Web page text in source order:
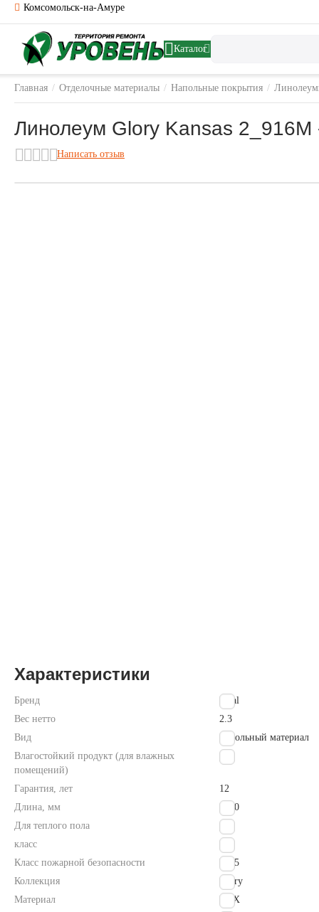
Комсомольск-на-Амуре
Каталог
Главная / Отделочные материалы / Напольные покрытия /
Линолеум Glory Kansas
Написать отзыв
Характеристики
Бренд
Ideal
Вес нетто
2.3
Вид
напольный материал
Влагостойкий продукт (для влажных
помещений)
Гарантия, лет
12
Длина, мм
2000
Для теплого пола
класс
Класс пожарной безопасности
КМ5
Коллекция
Glory
Материал
ПВХ